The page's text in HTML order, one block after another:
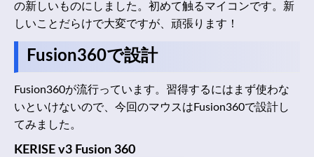
の新しいものにしました。初めて触るマイコンです。新
しいことだらけで大変ですが、頑張ります！
Fusion360で設計
Fusion360が流行っています。習得するにはまず使わな
いといけないので、今回のマウスはFusion360で設計し
てみました。
KERISE v3 Fusion 360